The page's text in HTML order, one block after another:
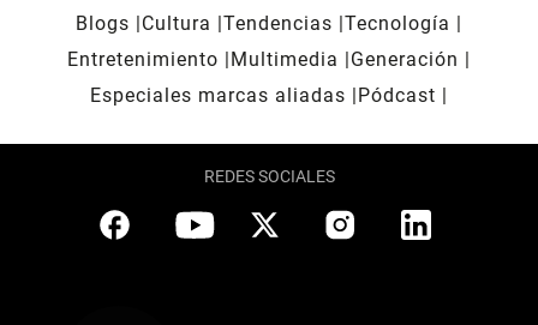
Blogs
Cultura Tendencias Tecnología
Entretenimiento
Multimedia
Generación
Especiales marcas aliadas
Pódcast
REDES SOCIALES